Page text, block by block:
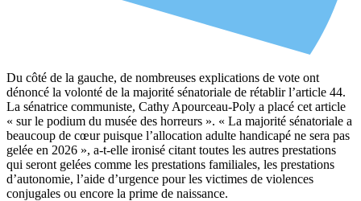
Du côté de la gauche, de nombreuses explications de vote ont
dénoncé la volonté de la majorité sénatoriale de rétablir l’article 44.
La sénatrice communiste, Cathy Apourceau-Poly a placé cet article
« sur le podium du musée des horreurs ». « La majorité sénatoriale a
beaucoup de cœur puisque l’allocation adulte handicapé ne sera pas
gelée en 2026 », a-t-elle ironisé citant toutes les autres prestations
qui seront gelées comme les prestations familiales, les prestations
d’autonomie, l’aide d’urgence pour les victimes de violences
conjugales ou encore la prime de naissance.